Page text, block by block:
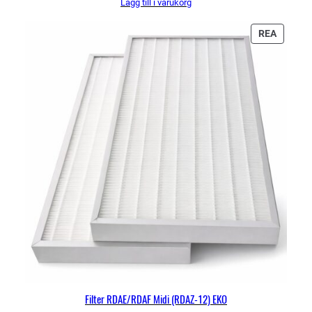
priset priset
Lägg till i varukorg
REA
PÅ
Filter RDAE/RDAF Midi (RDAZ-12) EKO